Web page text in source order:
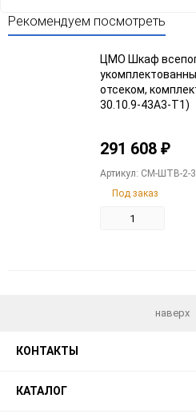
Рекомендуем посмотреть
ЦМО Шкаф
отсеком,
30.10.9-43А3-Т1)
291 608 ₽
Артикул: CM-ШТВ-2-
Под заказ
наверх
КОНТАКТЫ
КАТАЛОГ